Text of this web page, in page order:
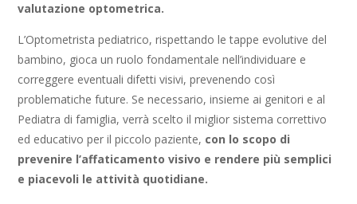
valutazione optometrica.
L’Optometrista pediatrico, rispettando le tappe evolutive del
bambino, gioca un ruolo fondamentalenell’individuare e
correggere eventuali difetti visivi, prevenendo così
problematiche future. Se necessario, insieme ai genitori e al
Pediatra di famiglia, verrà scelto il miglior sistema correttivo
ed educativo per il piccolo paziente, con lo scopo di
prevenire l’affaticamento visivo e rendere più semplici
e piacevoli le attività quotidiane.